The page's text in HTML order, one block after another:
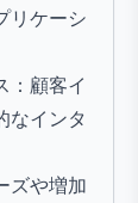
リケーシ
：顧客イ
なインタ
ズや増加